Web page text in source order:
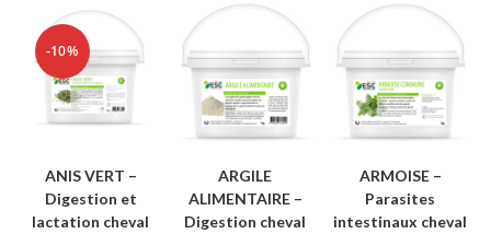
-10%
ANIS VERT –
Digestion et
lactation cheval
ARGILE
ALIMENTAIRE –
Digestion cheval
ARMOISE –
Parasites
intestinaux cheval